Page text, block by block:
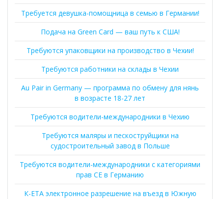
Требуется девушка-помощница в семью в Германии!
Подача на Green Card — ваш путь к США!
Требуются упаковщики на производство в Чехии!
Требуются работники на склады в Чехии
Au Pair in Germany — программа по обмену для нянь
в возрасте 18-27 лет
Требуются водители-международники в Чехию
Требуются маляры и пескоструйщики на
судостроительный завод в Польше
Требуются водители-международники с категориями
прав CE в Германию
К-ЕТА электронное разрешение на въезд в Южную